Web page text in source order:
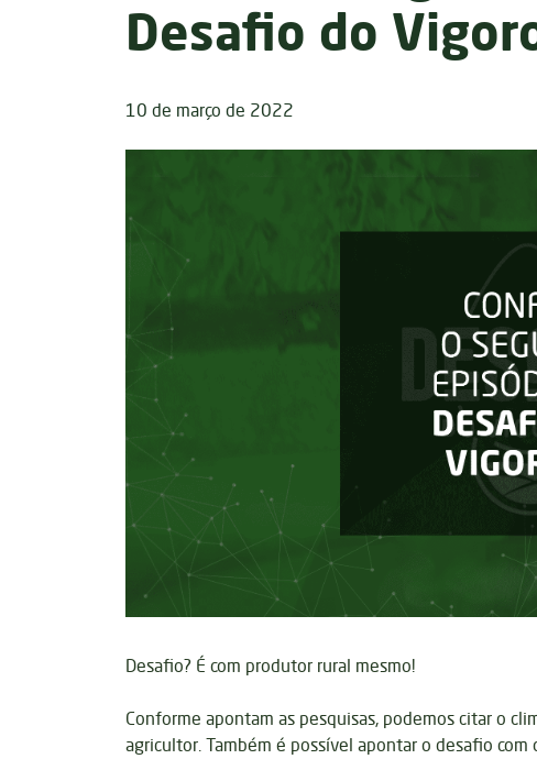
Desafio do
10 de março de 2022
Desafio? É com produtor rural mesmo!
Conforme apontam as pesquisas, podemos citar o
agricultor. Também é possível apontar o desafio com